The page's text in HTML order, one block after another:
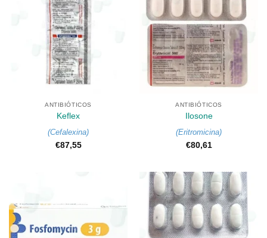
ANTIBIÓTICOS
Keflex
(Cefalexina)
€87,55
ANTIBIÓTICOS
Ilosone
(Eritromicina)
€80,61